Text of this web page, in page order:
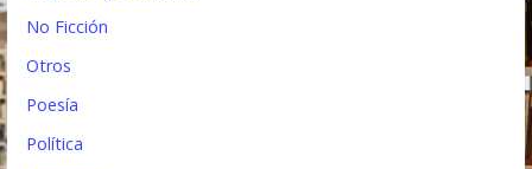
No Ficción
Otros
Poesía
Política